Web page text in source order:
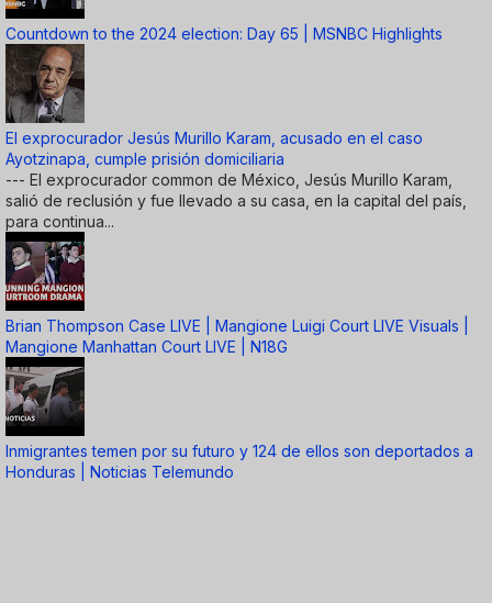
Countdown to the 2024 election: Day 65 | MSNBC Highlights
El exprocurador Jesús Murillo Karam, acusado en el caso
Ayotzinapa, cumple prisión domiciliaria
--- El exprocurador common de México, Jesús Murillo Karam,
salió de reclusión y fue llevado a su casa, en la capital del país,
para continua...
Brian Thompson Case LIVE | Mangione Luigi Court LIVE Visuals |
Mangione Manhattan Court LIVE | N18G
Inmigrantes temen por su futuro y 124 de ellos son deportados a
Honduras | Noticias Telemundo